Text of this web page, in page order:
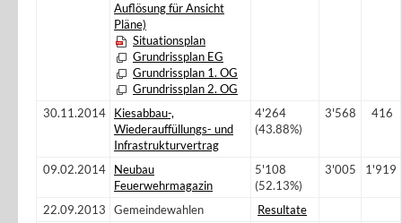
Auflösung für Ansicht
Pläne)
Situationsplan
Grundrissplan EG
Grundrissplan 1. OG
Grundrissplan 2. OG
30.11.2014
Kiesabbau-,
Wiederauffüllungs- und
Infrastrukturvertrag
4'264
(43.88%)
3'568 416
09.02.2014
Neubau
Feuerwehrmagazin
5'108
(52.13%)
3'005 1'919
22.09.2013 Gemeindewahlen
Resultate